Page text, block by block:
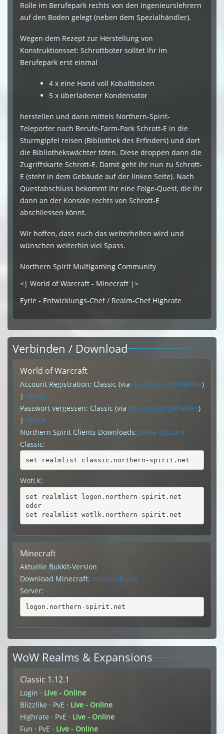
Rolle im Berufepark rechts von den Ingenieurslehrern
auf den Boden gelegt (neben dem Spezialhändler).
Wegen dem Rezept zur Herstellung von
Konstruktionsset: Schrottboter solltet ihr im
Berufepark erst einmal
4 x eine Hand voll Kobaltbolzen
5 x überladener Kondensator
herstellen und dann mittels Northern-Spirit-
Teleporter nach Berufe-Farm-Park Schrott-E in die
Sturmgipfel reisen (Bibliothek des Erfinders) und dort
die Bibliothekswächter töten. Diese droppen dann die
Zugriffskarte Schrott-E. Damit geht ihr nun zu Schrott-
E (steht in dem Gebäude auf der linken Seite). Nach
Questabschluss bekommt ihr eine Folge-Quest, die ihr
dann an der Konsole rechts von Schrott-E
abschliessen könnt.
Wir hoffen, dass euch das weiterhelfen wird und
wünschen weiterhin viel Spass.
Northern Spirit Multigaming Community
<| World of Warcraft - Minecraft |>
Eyrie - Entwicklungs-Chef / Realm-Chef Highrate
Verbinden / Download
World of Warcraft
Account Registration: Classic (via discord.gg/QMfeMFY)
| WotLK
Passwort vergessen: Classic (via discord.gg/QMfeMFY)
| WotLK
Northern Spirit Clients Downloads: siehe Discord
Classic:
set realmlist classic.northern-spirit.net
WotLK:
set realmlist logon.northern-spirit.net
oder
set realmlist wotlk.northern-spirit.net
Minecraft
Aktuelle Bukkit-Version
Download Minecraft: minecraft.net
Server:
logon.northern-spirit.net
WoW Realms & Expansions
Classic 1.12.1
Login · Live - Online
Blizzlike · PvE · Live - Online
Highrate · PvE · Live - Online
Fun · PvE · Live - Online